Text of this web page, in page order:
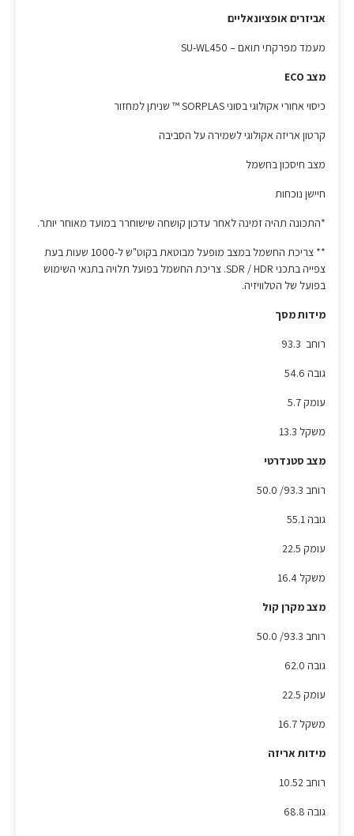
אביזרים אופציונאליים
מעמד מפרקתי תואם – SU-WL450
מצב ECO
כיסוי אחורי אקולוגי בסוני SORPLAS ™ שניתן למחזור
קרטון אריזה אקולוגי לשמירה על הסביבה
מצב חיסכון בחשמל
חיישן נוכחות
*התכונה תהיה זמינה לאחר עדכון קושחה שישוחרר במועד מאוחר יותר.
** צריכת החשמל במצב מופעל מבוטאת בקוט"ש ל-1000 שעות בעת
צפייה בתכני SDR / HDR. צריכת החשמל בפועל תלויה בתנאי השימוש
בפועל של הטלוויזיה.
מידות מסך
רוחב 93.3
גובה 54.6
עומק 5.7
משקל 13.3
מצב סטנדרטי
רוחב 93.3/ 50.0
גובה 55.1
עומק 22.5
משקל 16.4
מצב מקרן קול
רוחב 93.3/ 50.0
גובה 62.0
עומק 22.5
משקל 16.7
מידות אריזה
רוחב 10.52
גובה 68.8